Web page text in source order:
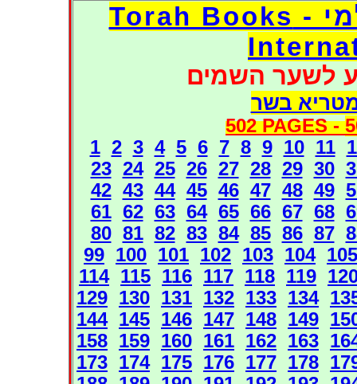
דפי אוצר הספרים העולמי - Torah Books
לשער השמים
בשר
502 PAGES -
1 2 3 4 5 6 7 8 9 10 11
23 24 25 26 27 28 29 30
42 43 44 45 46 47 48 49
61 62 63 64 65 66 67 68
80 81 82 83 84 85 86 87
99 100 101 102 103 104 105
114 115 116 117 118 119
129 130 131 132 133 134
144 145 146 147 148 149
158 159 160 161 162 163
173 174 175 176 177 178